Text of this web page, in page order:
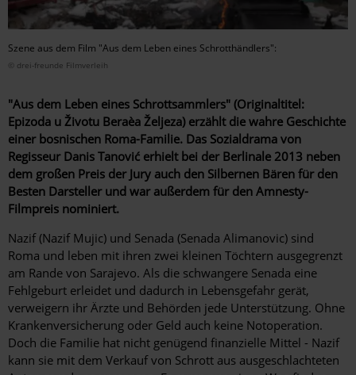
Szene aus dem Film "Aus dem Leben eines Schrotthändlers":
© drei-freunde Filmverleih
"Aus dem Leben eines Schrottsammlers" (Originaltitel:
Epizoda u Životu Beraèa Željeza) erzählt die wahre Geschichte
einer bosnischen Roma-Familie. Das Sozialdrama von
Regisseur Danis Tanović erhielt bei der Berlinale 2013 neben
dem großen Preis der Jury auch den Silbernen Bären für den
Besten Darsteller und war außerdem für den Amnesty-
Filmpreis nominiert.
Nazif (Nazif Mujic) und Senada (Senada Alimanovic) sind
Roma und leben mit ihren zwei kleinen Töchtern ausgegrenzt
am Rande von Sarajevo. Als die schwangere Senada eine
Fehlgeburt erleidet und dadurch in Lebensgefahr gerät,
verweigern ihr Ärzte und Behörden jede Unterstützung. Ohne
Krankenversicherung oder Geld auch keine Notoperation.
Doch die Familie hat nicht genügend finanzielle Mittel - Nazif
kann sie mit dem Verkauf von Schrott aus ausgeschlachteten